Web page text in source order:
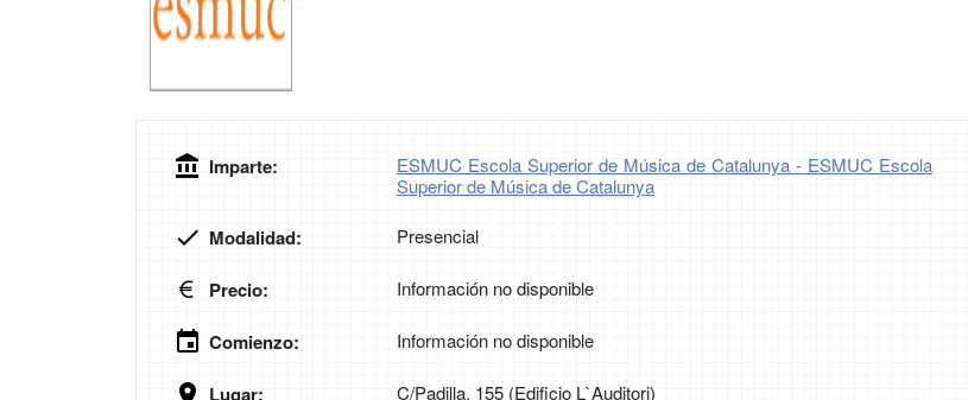
Imparte:
ESMUC Escola Superior de Música de Catalunya - ESMUC Escola
Superior de Música de Catalunya
Modalidad: Presencial
Precio: Información no disponible
Comienzo: Información no disponible
Lugar:
C/Padilla, 155 (Edificio L`Auditori)